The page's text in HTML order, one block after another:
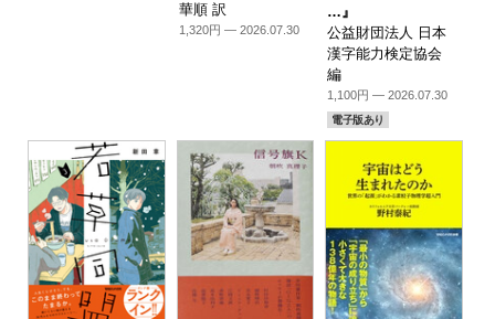
華順 訳
1,320円 — 2026.07.30
…』
公益財団法人 日本
漢字能力検定協会
編
1,100円 — 2026.07.30
電子版あり